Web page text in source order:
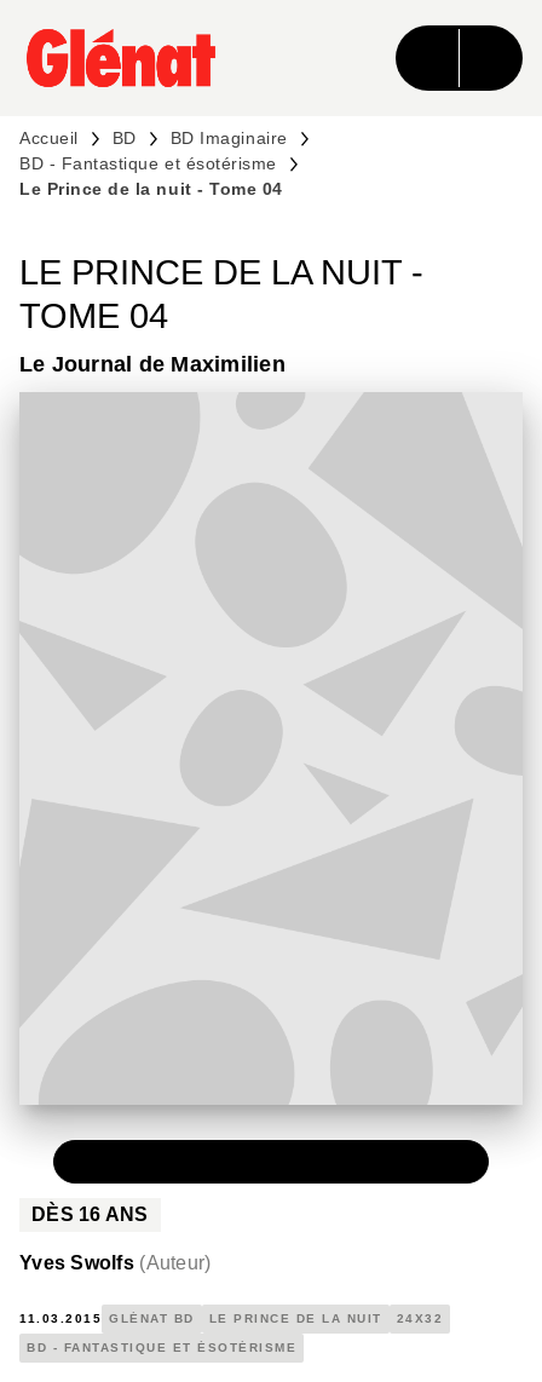
MENU RECHERCHE CONTENU
PIED DE PAGE
Accueil BD
BD Imaginaire
BD - Fantastique et ésotérisme
Le Prince de la nuit - Tome 04
LE PRINCE DE LA NUIT -
TOME 04
Le Journal de Maximilien
DÈS 16 ANS
Yves Swolfs (Auteur)
11.03.2015 GLÉNAT BD LE PRINCE DE LA NUIT 24X32
BD - FANTASTIQUE ET ÉSOTÉRISME